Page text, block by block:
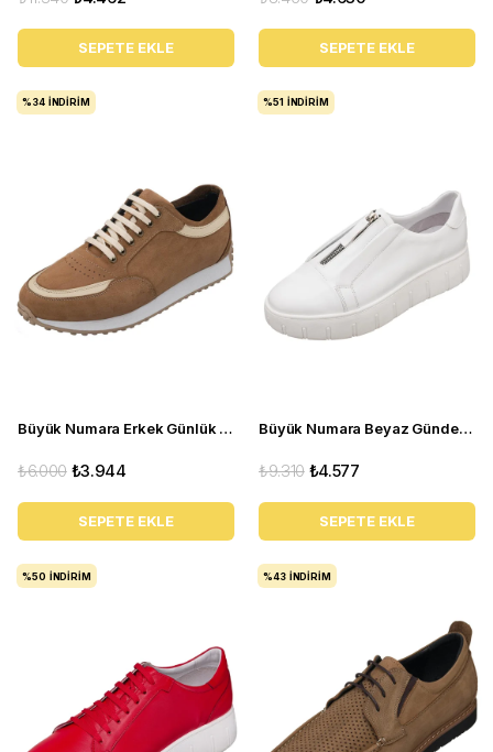
SEPETE EKLE SEPETE EKLE
Büyük Numara Erkek Günlük Deri Spor Ayakkabı - YC2023 Kum
₺3.944
₺6.000
SEPETE EKLE
%34 İNDIRIM
Büyük Numara Beyaz Gündelik Erkek Spor Ayakkabı - CK01 Beyaz
₺4.577
₺9.310
SEPETE EKLE
%51 İNDIRIM
%50 İNDIRIM %43 İNDIRIM